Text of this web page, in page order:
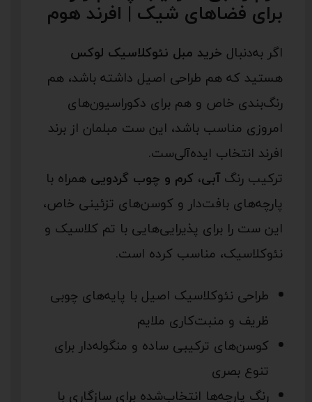
برای فضاهای شیک | افرند هوم
اگر به‌دنبال خرید مبل نئوکلاسیک لوکس
هستید که هم طراحی اصیل داشته باشد، هم
رنگ‌بندی خاص و هم برای دکوراسیون‌های
امروزی مناسب باشد، این ست مبلمان از برند
افرند انتخاب ایده‌آلی‌ست.
ترکیب رنگ آبی، کرم و چوب گردویی همراه با
پارچه‌های بافت‌دار و کوسن‌های تزئینی خاص،
این ست را برای پذیرایی‌هایی با تم کلاسیک و
نئوکلاسیک، مناسب کرده است.
طراحی نئوکلاسیک اصیل با پایه‌های چوبی
ظریف و منبت‌کاری ملایم
کوسن‌های ترکیبی ساده و منگوله‌دار برای
تنوع بصری
رنگ پارچه‌ها انتخاب‌شده برای سازگاری با